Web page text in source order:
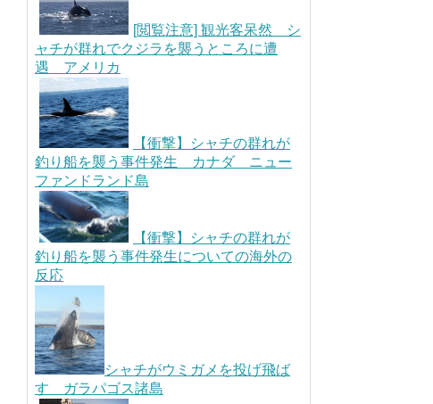
[閲覧注意] 観光客呆然 シ
ャチが群れでクジラを襲うところに遭
遇 アメリカ
【衝撃】シャチの群れが
釣り船を襲う事件発生 カナダ ニュー
ファンドランド島
【衝撃】シャチの群れが
釣り船を襲う事件発生についての海外の
反応
シャチがウミガメを投げ飛ば
す ガラパゴス諸島